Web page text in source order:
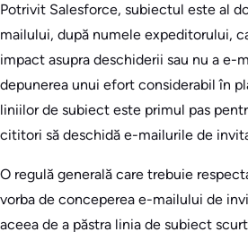
Potrivit Salesforce, subiectul este al
mailului, după numele expeditorului,
impact asupra deschiderii sau nu a e-
depunerea unui efort considerabil în
liniilor de subiect este primul pas
cititori să deschidă e-mailurile de
O regulă generală care trebuie
vorba de conceperea e-mailului de
aceea de a păstra linia de subiect